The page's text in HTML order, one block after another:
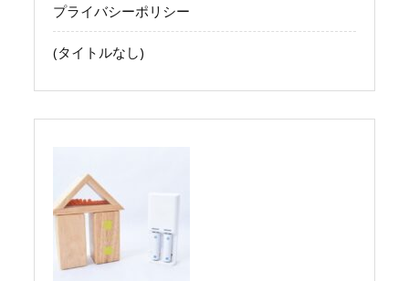
プライバシーポリシー
(タイトルなし)